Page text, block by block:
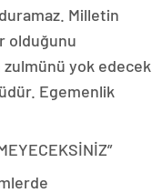
Milletin
olduğunu
yok edecek
Egemenlik